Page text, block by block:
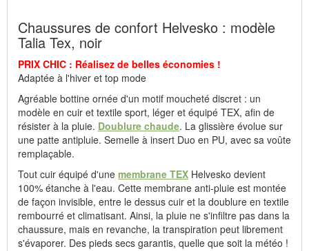
Fabricant : idéalsko S.A.R.L., Rue de l'Industrie, F-67160
Chaussures de confort Helvesko : modèle
Talia Tex, noir
PRIX CHIC : Réalisez de belles économies !
Adaptée à l'hiver et top mode
Agréable bottine ornée d'un motif moucheté discret : un
modèle en cuir et textile sport, léger et équipé TEX, afin de
résister à la pluie. Doublure chaude. La glissière évolue sur
une patte antipluie. Semelle à insert Duo en PU, avec sa voûte
remplaçable.
Tout cuir équipé d'une membrane TEX Helvesko devient
100% étanche à l'eau. Cette membrane anti-pluie est montée
de façon invisible, entre le dessus cuir et la doublure en textile
rembourré et climatisant. Ainsi, la pluie ne s'infiltre pas dans la
chaussure, mais en revanche, la transpiration peut librement
s'évaporer. Des pieds secs garantis, quelle que soit la météo !